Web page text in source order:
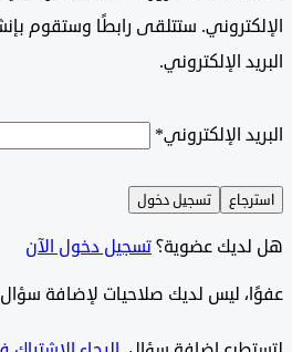
ستتلقى رابطًا وستقوم بإنشاء
الإلكتروني.
الإلكتروني*
تسجيل دخول
عضوية؟تسجيل دخول الآن
ليس لديك صلاحيات لإضافة سؤال,